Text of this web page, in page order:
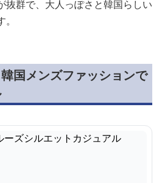
抜群で、大人っぽさと韓国らしい
国メンズファッションで